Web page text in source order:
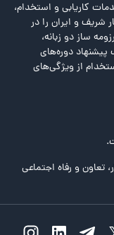
کاریابی و استخدام،
شریف و ایران را در
ساز دو زبانه،
دوره‌های
از ویژگی‌های
تعاون و رفاه اجتماعی